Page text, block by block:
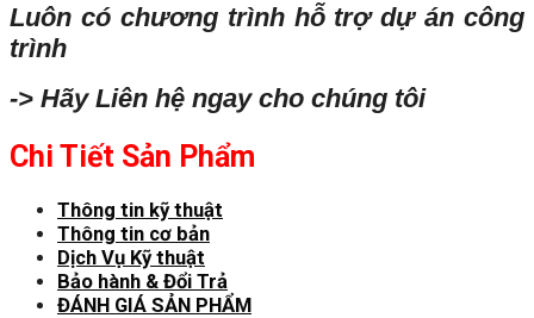
Luôn có chương trình hỗ trợ dự án công
trình
-> Hãy Liên hệ ngay cho chúng tôi
Chi Tiết Sản Phẩm
Thông tin kỹ thuật
Thông tin cơ bản
Dịch Vụ Kỹ thuật
Bảo hành & Đổi Trả
ĐÁNH GIÁ SẢN PHẨM